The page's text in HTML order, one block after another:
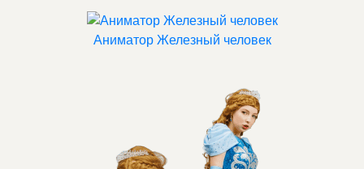
Аниматор Железный человек